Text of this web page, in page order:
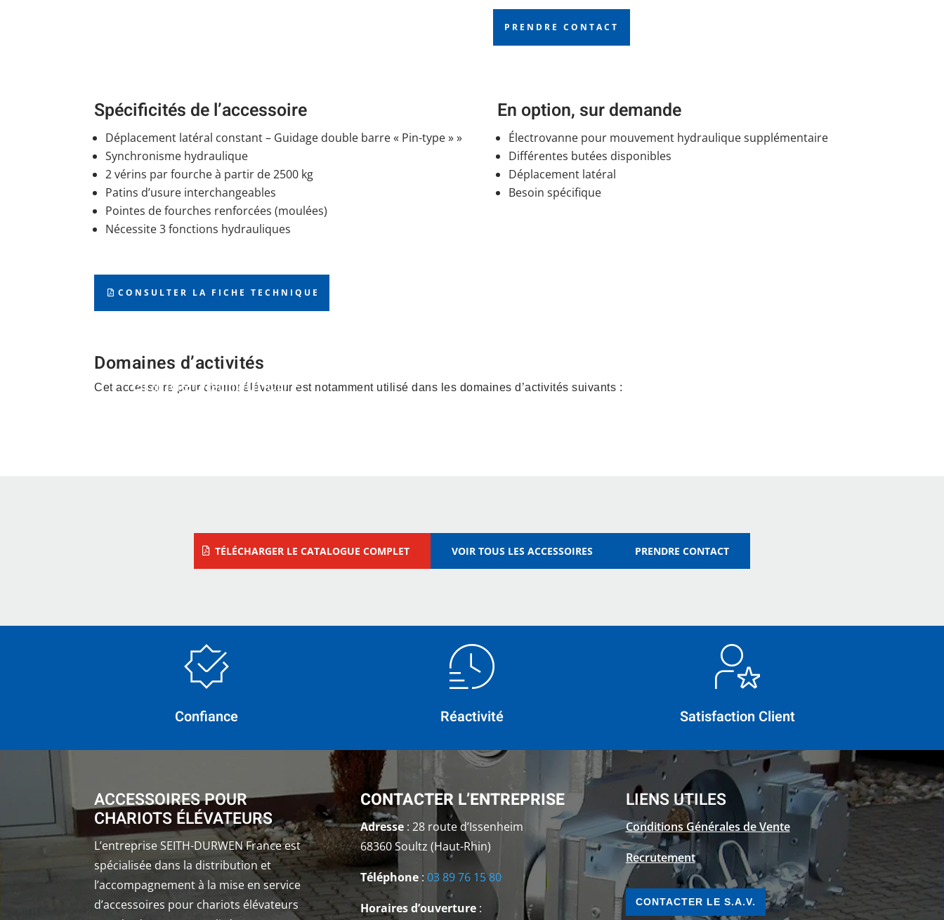
PRENDRE CONTACT
Spécificités de l’accessoire
Déplacement latéral constant – Guidage double barre « Pin-type » »
Synchronisme hydraulique
2 vérins par fourche à partir de 2500 kg
Patins d’usure interchangeables
Pointes de fourches renforcées (moulées)
Nécessite 3 fonctions hydrauliques
En option, sur demande
Électrovanne pour mouvement hydraulique supplémentaire
Différentes butées disponibles
Déplacement latéral
Besoin spécifique
CONSULTER LA FICHE TECHNIQUE
Domaines d’activités
Cet accessoire pour chariot élévateur est notamment utilisé dans les domaines d’activités suivants :
Grande Distribution –
TÉLÉCHARGER LE CATALOGUE COMPLET VOIR TOUS LES ACCESSOIRES PRENDRE CONTACT
Confiance Réactivité Satisfaction Client
ACCESSOIRES POUR
CHARIOTS ÉLÉVATEURS
L’entreprise SEITH-DURWEN France est
spécialisée dans la distribution et
l’accompagnement à la mise en service
d’accessoires pour chariots élévateurs
CONTACTER L’ENTREPRISE
Adresse: 28 route d’Issenheim
68360 Soultz (Haut-Rhin)
Téléphone: 03 89 76 15 80
Horaires d’ouverture:
LIENS UTILES
Conditions Générales de Vente
Recrutement
CONTACTER LE S.A.V.